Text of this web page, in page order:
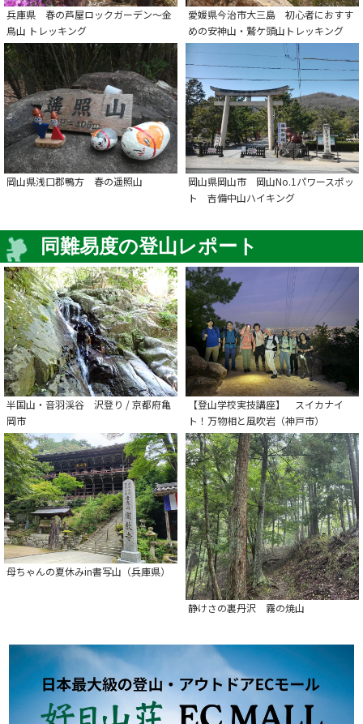
兵庫県 春の芦屋ロックガーデン～金
鳥山 トレッキング
愛媛県今治市大三島 初心者におすす
めの安神山・鷲ケ頭山トレッキング
岡山県浅口郡鴨方 春の遥照山
岡山県岡山市 岡山No.1パワースポッ
ト 吉備中山ハイキング
同難易度の登山レポート
半国山・音羽渓谷 沢登り / 京都府亀
岡市
【登山学校実技講座】 スイカナイ
ト！万物相と風吹岩（神戸市）
母ちゃんの夏休みin書写山（兵庫県）
静けさの裏丹沢 霧の焼山